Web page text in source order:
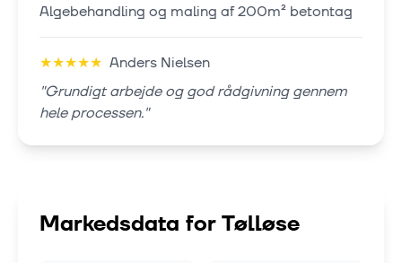
Algebehandling og maling af 200m² betontag
★★★★★ Anders Nielsen
"Grundigt arbejde og god rådgivning gennem
hele processen."
Markedsdata forTølløse